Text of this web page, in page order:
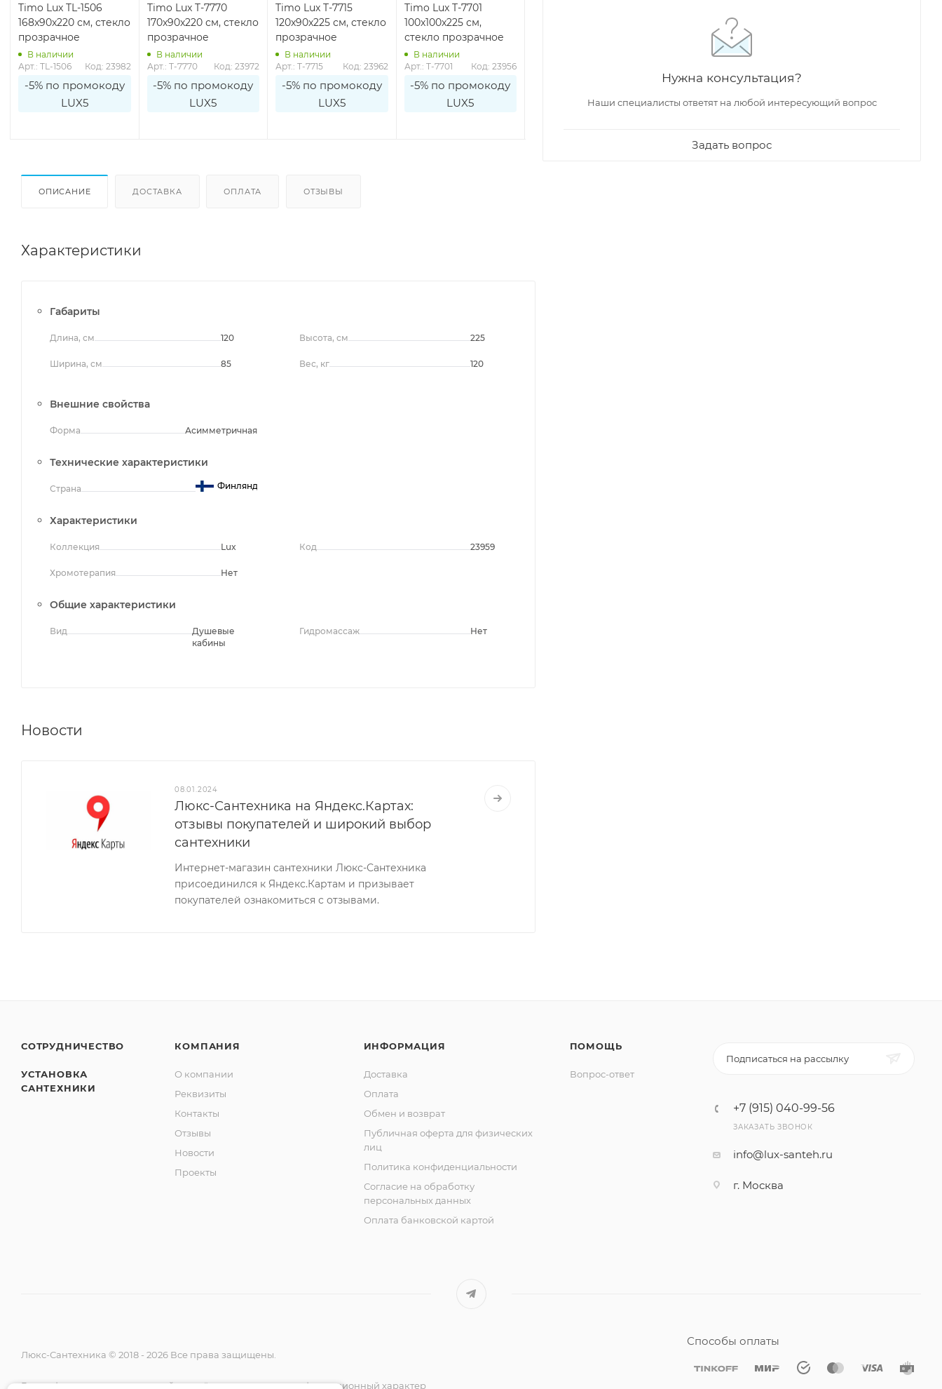
Timo Lux TL-1506
168x90x220 см, стекло
прозрачное
В наличии
Арт.: TL-1506
Код: 23982
-5% по промокоду
LUX5
Timo Lux T-7770
170x90x220 см, стекло
прозрачное
В наличии
Арт.: T-7770
Код: 23972
-5% по промокоду
LUX5
Timo Lux T-7715
120x90x225 см, стекло
прозрачное
В наличии
Арт.: T-7715
Код: 23962
-5% по промокоду
LUX5
Timo Lux T-7701
100x100x225 см,
стекло прозрачное
В наличии
Арт.: T-7701
Код: 23956
-5% по промокоду
LUX5
LUX5
100x100x220 см,
стекло прозрачное
В наличии
-5% по промокоду
LUX5
-5% по промокоду
LUX5
ОПИСАНИЕ ДОСТАВКА ОПЛАТА ОТЗЫВЫ
Характеристики
Габариты
Длина, см 120
Ширина, см 85
Высота, см 225
Вес, кг 120
Внешние свойства
Форма Асимметричная
Технические характеристики
Страна Финляндия
Характеристики
Коллекция Lux
Хромотерапия Нет
Код 23959
Общие характеристики
Вид
Душевые
кабины
Гидромассаж Нет
Новости
08.01.2024
Люкс-Сантехника на Яндекс.Картах:
отзывы покупателей и широкий выбор
сантехники
Интернет-магазин сантехники Люкс-Сантехника
присоединился к Яндекс.Картам и призывает
покупателей ознакомиться с отзывами.
Нужна консультация?
Наши специалисты ответят на любой интересующий вопрос
Задать вопрос
СОТРУДНИЧЕСТВО
УСТАНОВКА
САНТЕХНИКИ
КОМПАНИЯ
О компании
Реквизиты
Контакты
Отзывы
Новости
Проекты
ИНФОРМАЦИЯ
Доставка
Оплата
Обмен и возврат
Публичная оферта для физических
лиц
Политика конфиденциальности
Согласие на обработку
персональных данных
Оплата банковской картой
ПОМОЩЬ
Вопрос-ответ
Подписаться на рассылку
+7 (915) 040-99-56
ЗАКАЗАТЬ ЗВОНОК
info@lux-santeh.ru
г. Москва
Люкс-Сантехника © 2018 - 2026 Все права защищены.
Вся информация на данном сайте несёт исключительно информационный характер
Способы оплаты